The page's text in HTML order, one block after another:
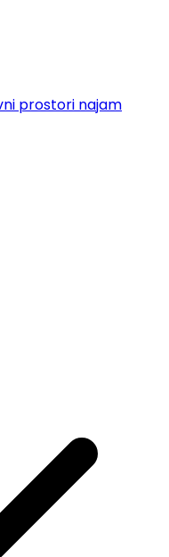
prostori najam